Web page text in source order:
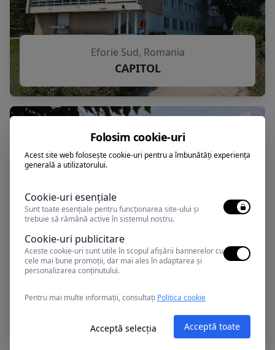
Eforie Sud, Romania
CAPITOL
Eforie Sud, Romania
Folosim cookie-uri
Acest site web folosește cookie-uri pentru a îmbunătăți experiența
generală a utilizatorului.
Cookie-uri esențiale
Sunt toate esențiale pentru funcționarea site-ului și
trebuie să rămână active în sistemul nostru.
Cookie-uri publicitare
Aceste cookie-uri sunt utile în scopul afișării bannerelor cu
cele mai bune promoții, dar mai ales în adaptarea și
personalizarea conținutului.
Pentru mai multe informații, consultați Politica cookie
Acceptă selecția Acceptă toate